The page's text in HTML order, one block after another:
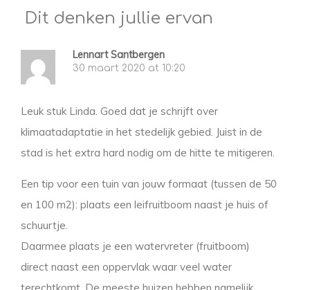
Dit denken jullie ervan
Lennart Santbergen
30 maart 2020 at 10:20
Leuk stuk Linda. Goed dat je schrijft over
klimaatadaptatie in het stedelijk gebied. Juist in de
stad is het extra hard nodig om de hitte te mitigeren.
Een tip voor een tuin van jouw formaat (tussen de 50
en 100 m2): plaats een leifruitboom naast je huis of
schuurtje.
Daarmee plaats je een watervreter (fruitboom)
direct naast een oppervlak waar veel water